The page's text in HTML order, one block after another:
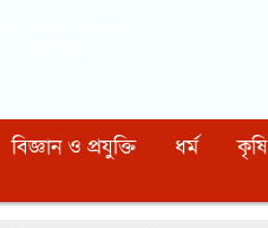
বিজ্ঞান ও প্রযুক্তি ধর্ম কৃষি